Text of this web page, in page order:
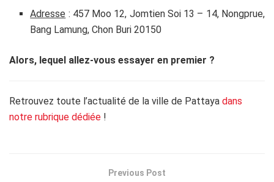
Adresse : 457 Moo 12, Jomtien Soi 13 – 14, Nongprue,
Bang Lamung, Chon Buri 20150
Alors, lequel allez-vous essayer en premier ?
Retrouvez toute l’actualité de la ville de Pattaya dans
notre rubrique dédiée !
Previous Post